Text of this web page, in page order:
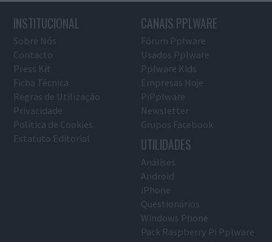
INSTITUCIONAL
Sobre Nós
Contacto
Press Kit
Ficha Técnica
Regras de Utilização
Privacidade
Política de Cookies
Estatuto Editorial
CANAIS PPLWARE
Fórum Pplware
Usados Pplware
Pplware Kids
Empresas Hoje
PiPplware
Newsletter
Grupos Facebook
UTILIDADES
Análises
Android
iPhone
Questionários
Windows Phone
Pack Raspberry Pi Pplware